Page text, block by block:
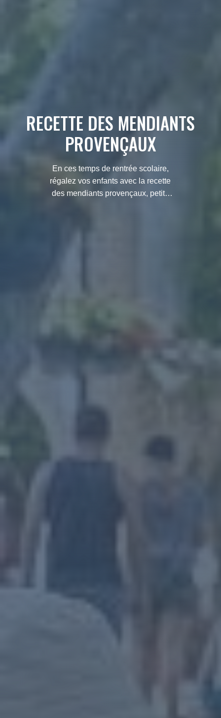
RECETTE DES MENDIANTS
PROVENÇAUX
En ces temps de rentrée scolaire,
régalez vos enfants avec la recette
des mendiants provençaux, petits